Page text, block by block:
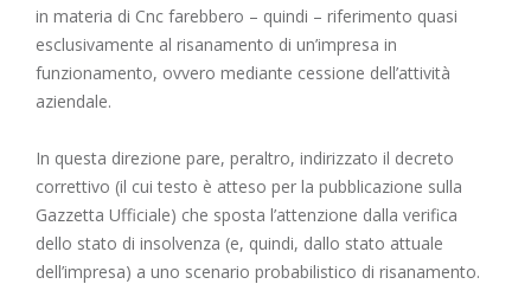
in materia di Cnc farebbero – quindi – riferimento quasi
esclusivamente al risanamento di un’impresa in
funzionamento, ovvero mediante cessione dell’attività
aziendale.
In questa direzione pare, peraltro, indirizzato il decreto
correttivo (il cui testo è atteso per la pubblicazione sulla
Gazzetta Ufficiale) che sposta l’attenzione dalla verifica
dello stato di insolvenza (e, quindi, dallo stato attuale
dell’impresa) a uno scenario probabilistico di risanamento.